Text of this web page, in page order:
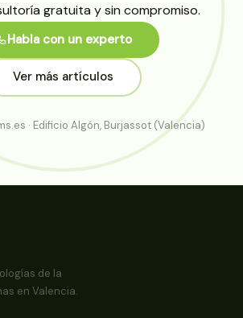
gratuita y sin compromiso.
Habla con un experto
Ver más artículos
· Edificio Algón, Burjassot (Valencia)
de la
en Valencia.